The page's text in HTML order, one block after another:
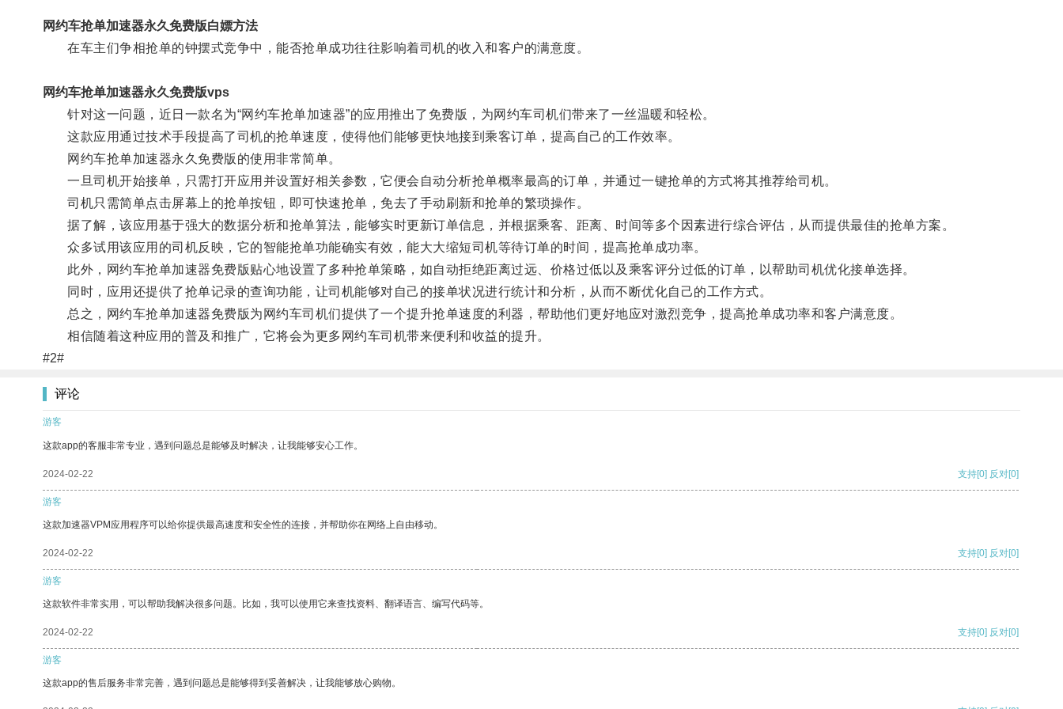
网约车抢单加速器永久免费版白嫖方法
在车主们争相抢单的钟摆式竞争中，能否抢单成功往往影响着司机的收入和客户的满意度。
网约车抢单加速器永久免费版vps
针对这一问题，近日一款名为“网约车抢单加速器”的应用推出了免费版，为网约车司机们带来了一丝温暖和轻松。
这款应用通过技术手段提高了司机的抢单速度，使得他们能够更快地接到乘客订单，提高自己的工作效率。
网约车抢单加速器永久免费版的使用非常简单。
一旦司机开始接单，只需打开应用并设置好相关参数，它便会自动分析抢单概率最高的订单，并通过一键抢单的方式将其推荐给司机。
司机只需简单点击屏幕上的抢单按钮，即可快速抢单，免去了手动刷新和抢单的繁琐操作。
据了解，该应用基于强大的数据分析和抢单算法，能够实时更新订单信息，并根据乘客、距离、时间等多个因素进行综合评估，从而提供最佳的抢单方案。
众多试用该应用的司机反映，它的智能抢单功能确实有效，能大大缩短司机等待订单的时间，提高抢单成功率。
此外，网约车抢单加速器免费版贴心地设置了多种抢单策略，如自动拒绝距离过远、价格过低以及乘客评分过低的订单，以帮助司机优化接单选择。
同时，应用还提供了抢单记录的查询功能，让司机能够对自己的接单状况进行统计和分析，从而不断优化自己的工作方式。
总之，网约车抢单加速器免费版为网约车司机们提供了一个提升抢单速度的利器，帮助他们更好地应对激烈竞争，提高抢单成功率和客户满意度。
相信随着这种应用的普及和推广，它将会为更多网约车司机带来便利和收益的提升。
#2#
评论
游客
这款app的客服非常专业，遇到问题总是能够及时解决，让我能够安心工作。
2024-02-22 支持[0] 反对[0]
游客
这款加速器VPM应用程序可以给你提供最高速度和安全性的连接，并帮助你在网络上自由移动。
2024-02-22 支持[0] 反对[0]
游客
这款软件非常实用，可以帮助我解决很多问题。比如，我可以使用它来查找资料、翻译语言、编写代码等。
2024-02-22 支持[0] 反对[0]
游客
这款app的售后服务非常完善，遇到问题总是能够得到妥善解决，让我能够放心购物。